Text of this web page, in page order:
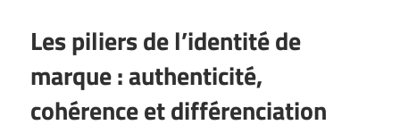
Les piliers de l’identité de
marque : authenticité,
cohérence et différenciation